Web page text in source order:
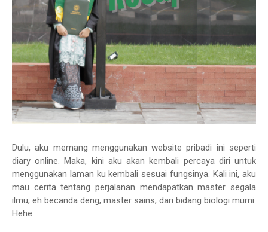
Dulu, aku memang menggunakan website pribadi ini seperti
diary online. Maka, kini aku akan kembali percaya diri untuk
menggunakan laman ku kembali sesuai fungsinya. Kali ini, aku
mau cerita tentang perjalanan mendapatkan master segala
ilmu, eh becanda deng, master sains, dari bidang biologi murni.
Hehe.